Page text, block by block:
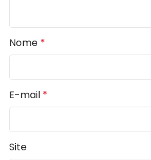
Nome *
E-mail *
Site